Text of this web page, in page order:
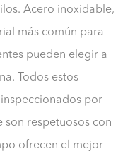
Acero inoxidable,
más común para
pueden elegir a
Todos estos
inspeccionados por
son respetuosos con
ofrecen el mejor